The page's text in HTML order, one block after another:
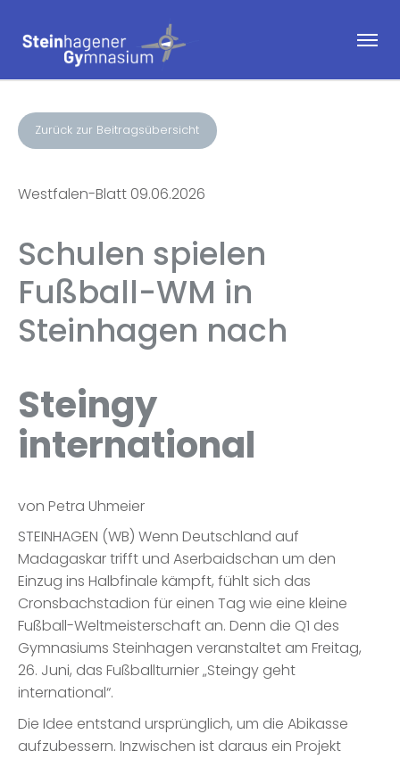
Zurück zur Beitragsübersicht
Westfalen-Blatt 09.06.2026
Schulen spielen
Fußball-WM in
Steinhagen nach
Steingy
international
von Petra Uhmeier
STEINHAGEN (WB) Wenn Deutschland auf
Madagaskar trifft und Aserbaidschan um den
Einzug ins Halbfinale kämpft, fühlt sich das
Cronsbachstadion für einen Tag wie eine kleine
Fußball-Weltmeisterschaft an. Denn die Q1 des
Gymnasiums Steinhagen veranstaltet am Freitag,
26. Juni, das Fußballturnier „Steingy geht
international“.
Die Idee entstand ursprünglich, um die Abikasse
aufzubessern. Inzwischen ist daraus ein Projekt